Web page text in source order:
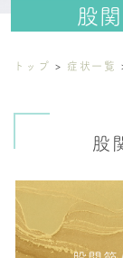
股
トップ 症状一覧
股